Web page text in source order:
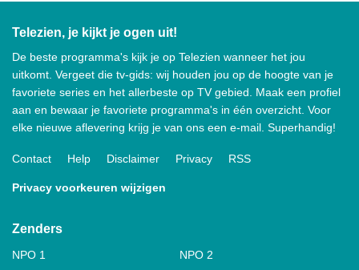
Telezien, je kijkt je ogen uit!
De beste programma's kijk je op Telezien wanneer het jou
uitkomt. Vergeet die tv-gids: wij houden jou op de hoogte van je
favoriete series en het allerbeste op TV gebied. Maak een profiel
aan en bewaar je favoriete programma's in één overzicht. Voor
elke nieuwe aflevering krijg je van ons een e-mail. Superhandig!
Contact Help Disclaimer Privacy RSS
Privacy voorkeuren wijzigen
Zenders
NPO 1
NPO 2